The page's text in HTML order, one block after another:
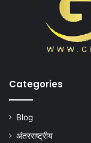
Categories
Blog
अंतरराष्ट्रीय